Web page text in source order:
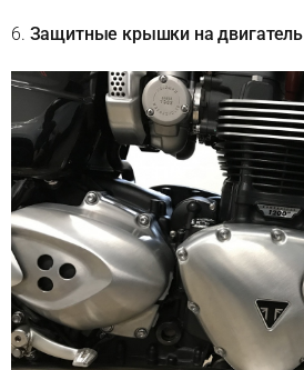
6. Защитные крышки на двигатель